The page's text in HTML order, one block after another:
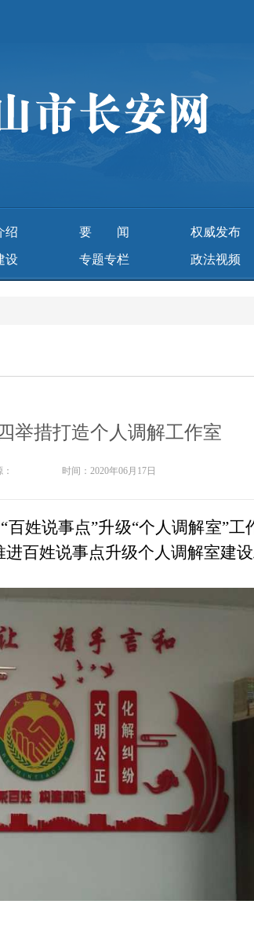
绍 要闻 权威发布
设 专题专栏 政法视频
举措打造个人调解工作室
时间：2020年06月17日
“百姓说事点”升级“个人调解室”工
进百姓说事点升级个人调解室建设